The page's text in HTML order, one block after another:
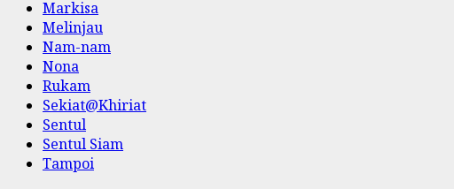
Markisa
Melinjau
Nam-nam
Nona
Rukam
Sekiat@Khiriat
Sentul
Sentul Siam
Tampoi